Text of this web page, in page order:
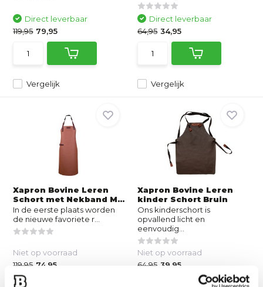
Vergelijk
Direct leverbaar
119,95 79,95
Vergelijk
Direct leverbaar
64,95 34,95
Xapron Bovine Leren
Schort met Nekband M...
In de eerste plaats worden
de nieuwe favoriete r...
Niet op voorraad
119,95 74,95
Xapron Bovine Leren
kinder Schort Bruin
Ons kinderschort is
opvallend licht en
eenvoudig...
Niet op voorraad
64,95 39,95